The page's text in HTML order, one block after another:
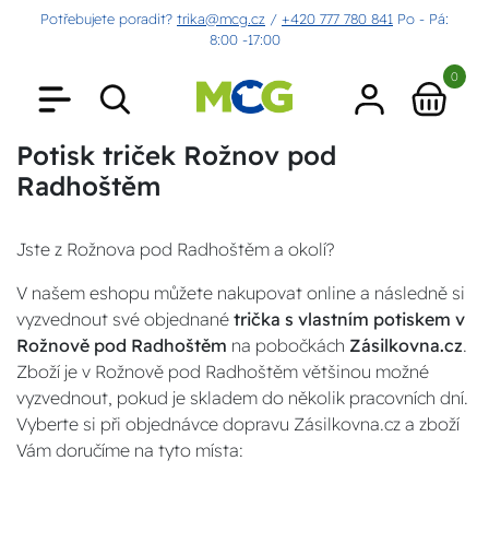
Potřebujete poradit? trika@mcg.cz / +420 777 780 841 Po - Pá:
8:00 -17:00
0
Potisk triček Rožnov pod
Radhoštěm
Jste z Rožnova pod Radhoštěm a okolí?
V našem eshopu můžete nakupovat online a následně si
vyzvednout své objednané trička s vlastním potiskem v
Rožnově pod Radhoštěm na pobočkách Zásilkovna.cz.
Zboží je v Rožnově pod Radhoštěm většinou možné
vyzvednout, pokud je skladem do několik pracovních dní.
Vyberte si při objednávce dopravu Zásilkovna.cz a zboží
Vám doručíme na tyto místa: